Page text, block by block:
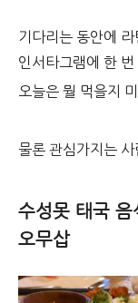
기다리는 동안에
인서타그램에 한 번
오늘은 뭘 먹을지
물론 관심가지는 사
수성못 태국
오무삽